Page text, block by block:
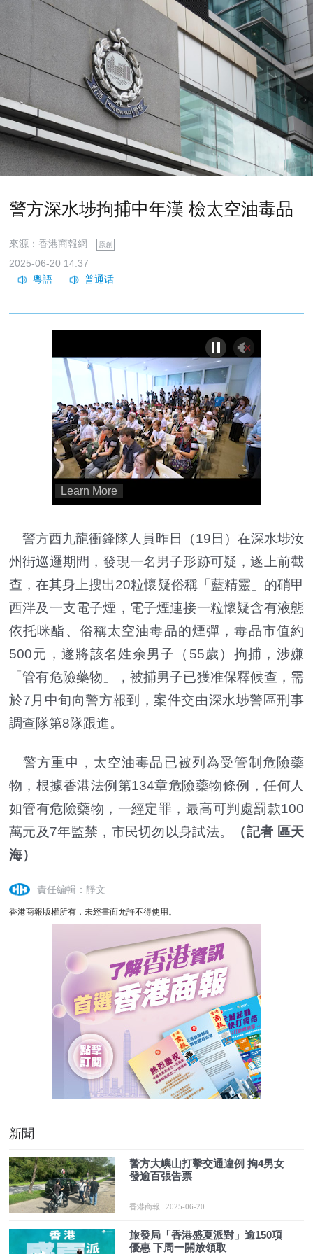
警方深水埗拘捕中年漢 檢太空油毒品
來源：香港商報網 原創
2025-06-20 14:37
警方西九龍衝鋒隊人員昨日（19日）在深水埗汝
州街巡邏期間，發現一名男子形跡可疑，遂上前截
查，在其身上搜出20粒懷疑俗稱「藍精靈」的硝甲
西泮及一支電子煙，電子煙連接一粒懷疑含有液態
依托咪酯、俗稱太空油毒品的煙彈，毒品市值約
500元，遂將該名姓余男子（55歲）拘捕，涉嫌
「管有危險藥物」，被捕男子已獲准保釋候查，需
於7月中旬向警方報到，案件交由深水埗警區刑事
調查隊第8隊跟進。
警方重申，太空油毒品已被列為受管制危險藥
物，根據香港法例第134章危險藥物條例，任何人
如管有危險藥物，一經定罪，最高可判處罰款100
萬元及7年監禁，市民切勿以身試法。
（記者 區天
海）
責任編輯：靜文
香港商報版權所有，未經書面允許不得使用。
新聞
警方大嶼山打擊交通違例 拘4男女
發逾百張告票
香港商報 2025-06-20
旅發局「香港盛夏派對」逾150項
優惠 下周一開放領取